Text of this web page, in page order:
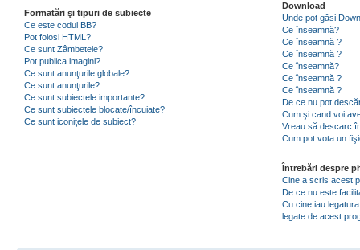
Formatări şi tipuri de subiecte
Ce este codul BB?
Pot folosi HTML?
Ce sunt Zâmbetele?
Pot publica imagini?
Ce sunt anunţurile globale?
Ce sunt anunţurile?
Ce sunt subiectele importante?
Ce sunt subiectele blocate/încuiate?
Ce sunt iconiţele de subiect?
Download
Unde pot găsi
Ce înseamnă?
Ce înseamnă ?
Ce înseamnă ?
Ce înseamnă?
Ce înseamnă ?
Ce înseamnă ?
De ce nu pot
Cum şi cand voi
Vreau să descarc
Cum pot vota un
Întrebări despre
Cine a scris acest
De ce nu este
Cu cine iau
legate de acest